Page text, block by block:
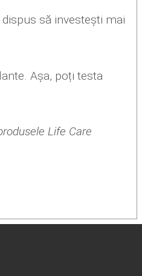
să investești mai
Așa, poți testa
Life Care